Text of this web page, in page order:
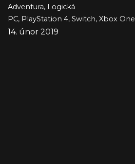
Adventura, Logická
PC, PlayStation 4, Switch, Xbox One
14. únor 2019